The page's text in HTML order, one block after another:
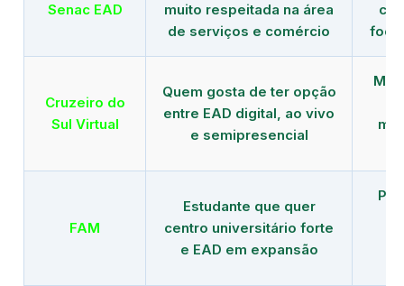
Senac EAD
muito respeitada na área
de serviços e comércio
foco
Cruzeiro do
Sul Virtual
Quem gosta de ter opção
entre EAD digital, ao vivo
e semipresencial
FAM
Estudante que quer
centro universitário forte
e EAD em expansão